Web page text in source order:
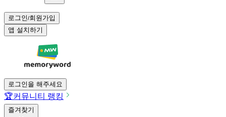
로그인/회원가입
앱 설치하기
로그인을 해주세요
🏆커뮤니티 랭킹
즐겨찾기